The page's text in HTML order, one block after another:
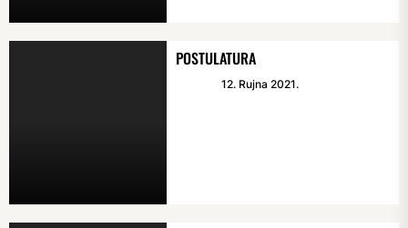
POSTULATURA
12. Rujna 2021.